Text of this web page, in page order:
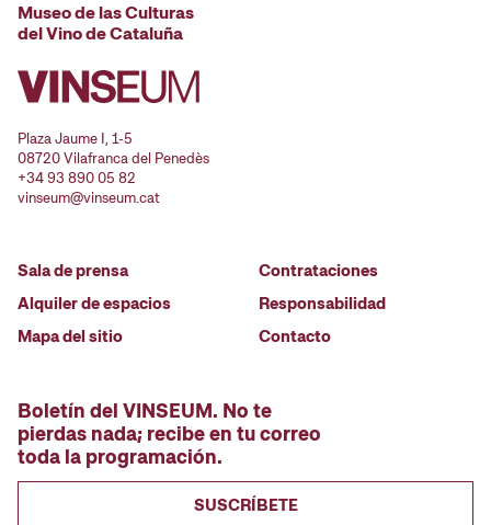
Museo de las Culturas
del Vino de Cataluña
Plaza Jaume I, 1-5
08720 Vilafranca del Penedès
+34 93 890 05 82
vinseum@vinseum.cat
Sala de prensa
Alquiler de espacios
Mapa del sitio
Contrataciones
Responsabilidad
Contacto
Boletín del VINSEUM. No te
pierdas nada; recibe en tu correo
toda la programación.
SUSCRÍBETE